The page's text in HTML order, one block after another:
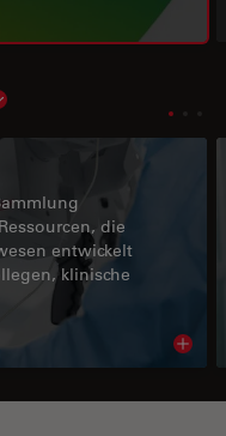
subnavigation
die
entwickelt
klinische